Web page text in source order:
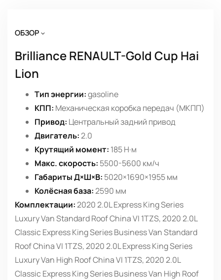
ОБЗОР
Brilliance RENAULT-Gold Cup Hai
Lion
Тип энергии:gasoline
КПП: Механическая коробка передач (МКПП)
Привод: Центральный задний привод
Двигатель:2.0
Крутящий момент: 185 Н·м
Макс. скорость: 5500-5600 км/ч
Габариты Д×Ш×В: 5020×1690×1955 мм
Колёсная база:2590 мм
Комплектации:2020 2.0L Express King Series
Luxury Van Standard Roof China VI 1TZS, 2020 2.0L
Classic Express King Series Business Van Standard
Roof China VI 1TZS, 2020 2.0L Express King Series
Luxury Van High Roof China VI 1TZS, 2020 2.0L
Classic Express King Series Business Van High Roof